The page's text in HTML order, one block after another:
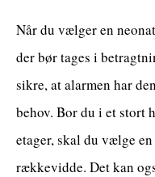
Når du vælger en
der bør tages i
sikre, at alarmen har
behov. Bor du i et stort
etager, skal du vælge
rækkevidde. Det kan